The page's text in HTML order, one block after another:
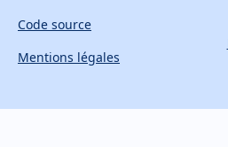
Code source
Mentions légales